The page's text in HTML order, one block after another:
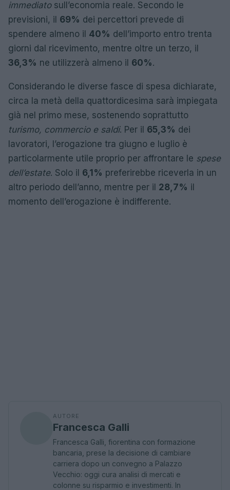
immediatosull’economia reale. Secondo le
previsioni, il 69% dei percettori prevede di
spendere almeno il 40% dell’importo entro trenta
giorni dal ricevimento, mentre oltre un terzo, il
36,3% ne utilizzerà almeno il 60%.
Considerando le diverse fasce di spesa dichiarate,
circa la metà della quattordicesima sarà impiegata
già nel primo mese, sostenendo soprattutto
turismo, commercio e saldi. Per il 65,3% dei
lavoratori, l’erogazione tra giugno e luglio è
particolarmente utile proprio per affrontare le spese
dell’estate. Solo il 6,1% preferirebbe riceverla in un
altro periodo dell’anno, mentre per il 28,7% il
momento dell’erogazione è indifferente.
AUTORE
Francesca Galli
Francesca Galli, fiorentina con formazione
bancaria, prese la decisione di cambiare
carriera dopo un convegno a Palazzo
Vecchio: oggi cura analisi di mercati e
colonne su risparmio e investimenti. In